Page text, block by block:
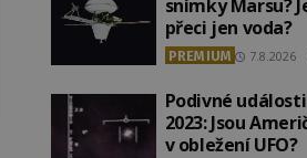
snímky Marsu?
přeci jen voda?
PREMIUM 7.8.2026
Podivné
2023: Jsou
v obležení UFO?